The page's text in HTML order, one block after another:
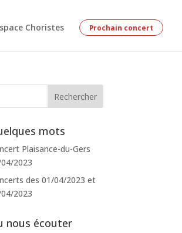
Choristes Prochain concert
mots
Plaisance-du-Gers
2023
des 01/04/2023 et
2023
nous écouter